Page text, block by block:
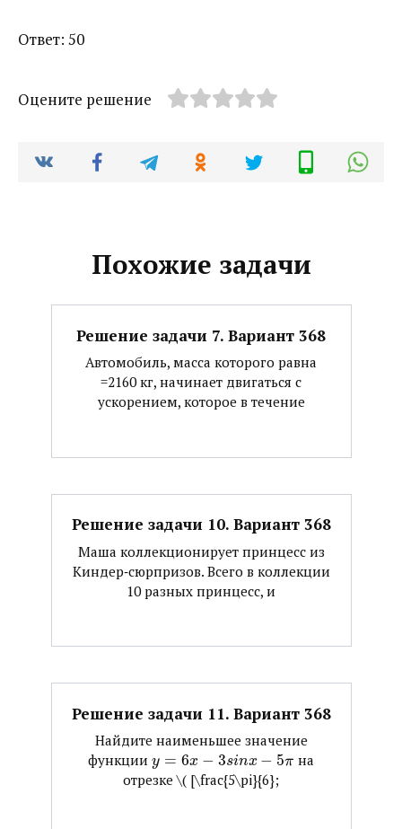
Ответ: 50
Оцените решение
Похожие задачи
Решение задачи 7. Вариант 368
Автомобиль, масса которого равна
=2160 кг, начинает двигаться с
ускорением, которое в течение
Решение задачи 10. Вариант 368
Маша коллекционирует принцесс из
Киндер‐сюрпризов. Всего в коллекции
10 разных принцесс, и
Решение задачи 11. Вариант 368
Найдите наименьшее значение
функции ​ y = 6x − 3sinx − 5π ​ на
отрезке ​\( [\frac{5\pi}{6};